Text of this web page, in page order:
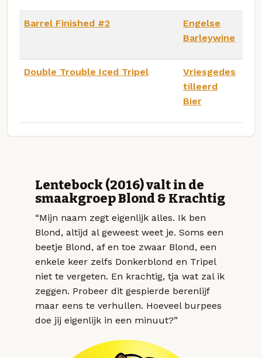
Barrel Finished #2
Engelse
Barleywine
Double Trouble Iced Tripel
Vriesgedes
tilleerd
Bier
Lentebock (2016) valt in de
smaakgroep Blond & Krachtig
“Mijn naam zegt eigenlijk alles. Ik ben
Blond, altijd al geweest weet je. Soms een
beetje Blond, af en toe zwaar Blond, een
enkele keer zelfs Donkerblond en Tripel
niet te vergeten. En krachtig, tja wat zal ik
zeggen. Probeer dit gespierde berenlijf
maar eens te verhullen. Hoeveel burpees
doe jij eigenlijk in een minuut?”